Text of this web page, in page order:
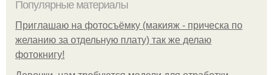
Популярные материалы
Приглашаю на фотосъёмку (макияж - прическа по
желанию за отдельную плату) так же делаю
фотокнигу!